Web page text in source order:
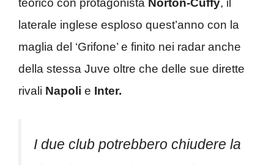
teorico con protagonista Norton-Cuffy, il
laterale inglese esploso quest’anno con la
maglia del ‘Grifone’ e finito nei radar anche
della stessa Juve oltre che delle sue dirette
rivali Napoli e Inter.
I due club potrebbero chiudere la